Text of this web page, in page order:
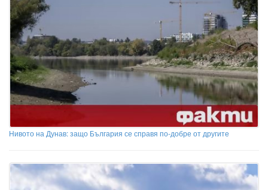
Нивото на Дунав: защо България се справя по-добре от другите